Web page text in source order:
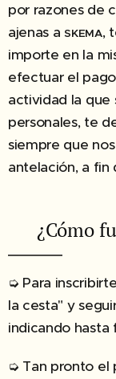
por razones de
ajenas aSKEMA,
importe en la
efectuar el
actividad la
personales, te
siempre que
antelación, a fin
✔︎ ¿Cómo
➭ Para
la cesta" y
indicando hasta
➭ Tan pronto el